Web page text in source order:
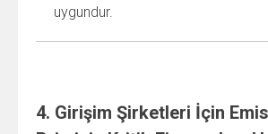
uygundur.
4. Girişim Şirketleri İçin